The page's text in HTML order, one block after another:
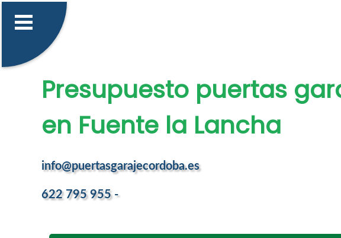
Presupuesto puertas
en Fuente la Lancha
info@puertasgarajecordoba.es
622 795 955 -